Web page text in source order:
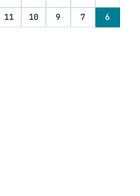
11 10 9 7
6